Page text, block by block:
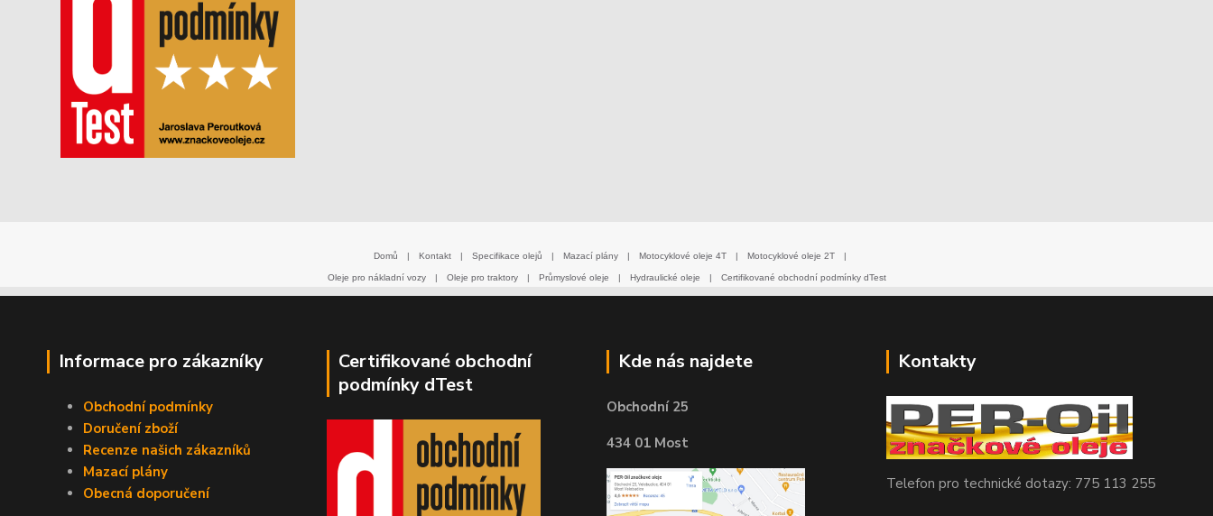
Domů | Kontakt | Specifikace olejů | Mazací plány | Motocyklové oleje 4T | Motocyklové oleje 2T |
Oleje pro nákladní vozy | Oleje pro traktory | Průmyslové oleje | Hydraulické oleje | Certifikované obchodní podmínky dTest
Informace pro zákazníky
Obchodní podmínky
Doručení zboží
Recenze našich zákazníků
Mazací plány
Obecná doporučení
Certifikované obchodní
podmínky dTest
Kde nás najdete
Obchodní 25
434 01 Most
Kontakty
Telefon pro technické dotazy: 775 113 255